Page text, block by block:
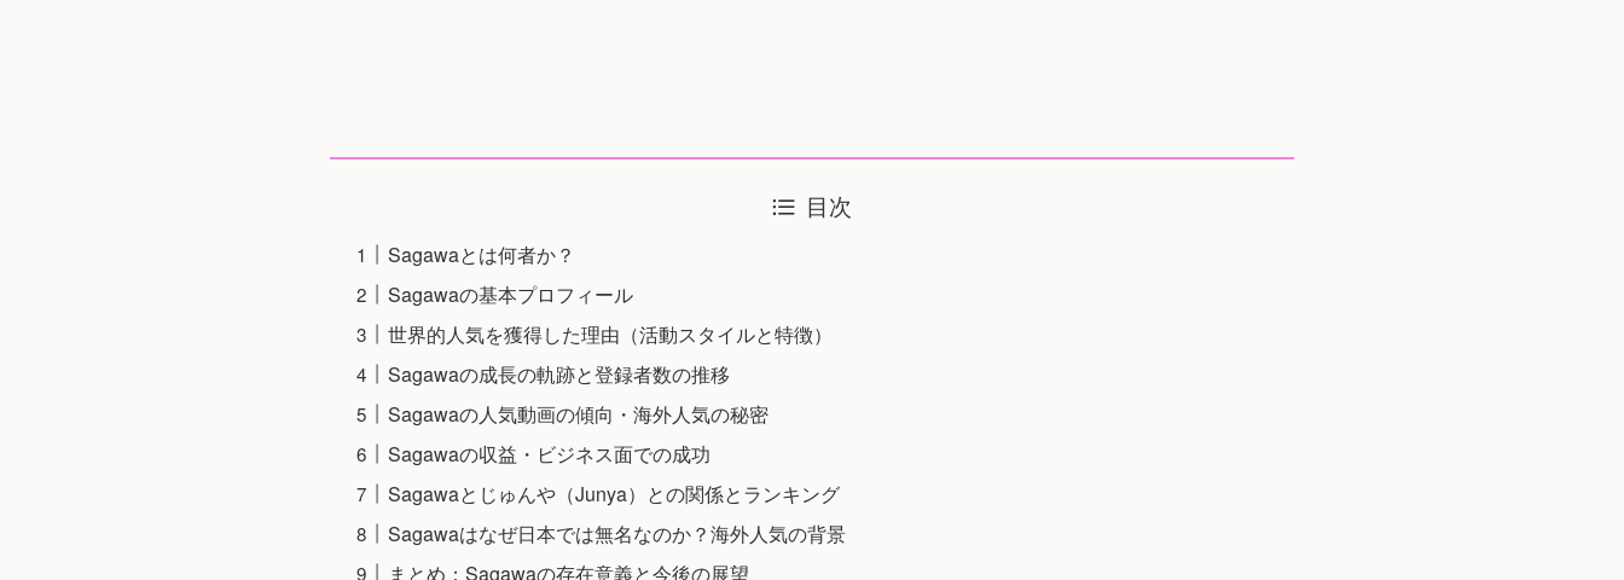
目次
Sagawaとは何者か？
Sagawaの基本プロフィール
世界的人気を獲得した理由（活動スタイルと特徴）
Sagawaの成長の軌跡と登録者数の推移
Sagawaの人気動画の傾向・海外人気の秘密
Sagawaの収益・ビジネス面での成功
Sagawaとじゅんや（Junya）との関係とランキング
Sagawaはなぜ日本では無名なのか？海外人気の背景
まとめ：Sagawaの存在意義と今後の展望